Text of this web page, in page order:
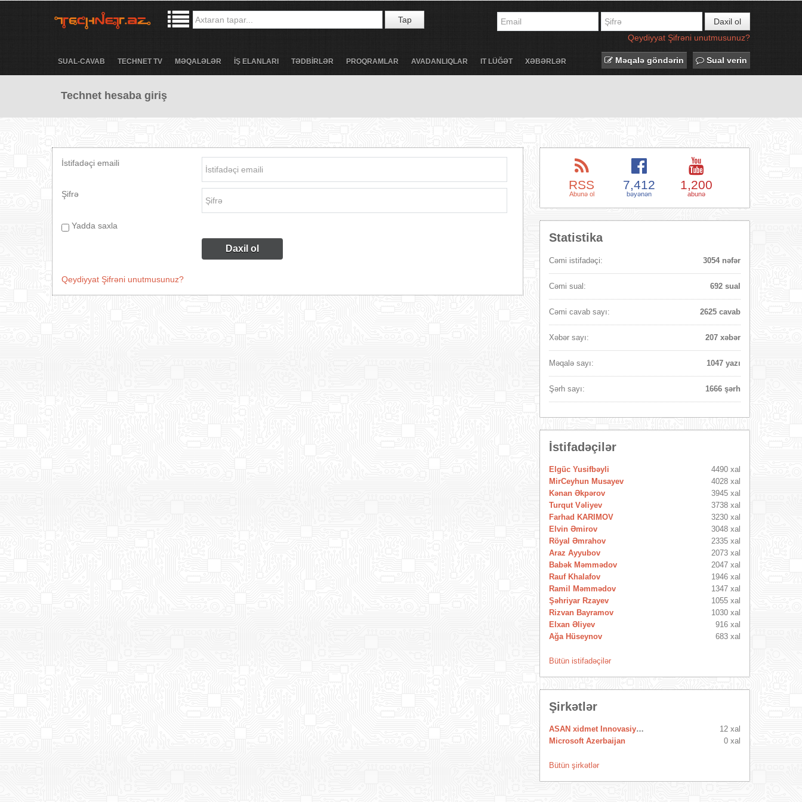
Tap
Daxil ol
Qeydiyyat Şifrəni unutmusunuz?
SUAL-CAVAB TECHNET TV MƏQALƏLƏR İŞ ELANLARI TƏDBİRLƏR PROQRAMLAR AVADANLIQLAR IT LÜĞƏT XƏBƏRLƏR Məqalə göndərin Sual verin
Technet hesaba giriş
İstifadəçi emaili
Şifrə
Yadda saxla
Daxil ol
Qeydiyyat Şifrəni unutmusunuz?
RSS
Abunə ol
7,412
bəyənən
1,200
abunə
Statistika
Cəmi istifadəçi: 3054 nəfər
Cəmi sual: 692 sual
Cəmi cavab sayı: 2625 cavab
Xəbər sayı: 207 xəbər
Məqalə sayı: 1047 yazı
Şərh sayı: 1666 şərh
İstifadəçilər
Elgüc Yusifbəyli
4490 xal
MirCeyhun Musayev
4028 xal
Kənan Əkpərov
3945 xal
Turqut Vəliyev
3738 xal
Farhad KARIMOV
3230 xal
Elvin Əmirov
3048 xal
Röyal Əmrahov
2335 xal
Araz Ayyubov
2073 xal
Babək Məmmədov
2047 xal
Rauf Khalafov
1946 xal
Ramil Məmmədov
1347 xal
Şəhriyar Rzayev
1055 xal
Rizvan Bayramov
1030 xal
Elxan Əliyev
916 xal
Ağa Hüseynov
683 xal
Bütün istifadəçilər
Şirkətlər
ASAN xidmet Innovasiya Mərkəzi
12 xal
Microsoft Azerbaijan
0 xal
Bütün şirkətlər